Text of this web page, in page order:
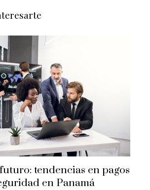
tendencias en pagos
en Panamá